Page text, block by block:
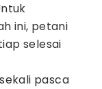
ini, petani
selesai
pasca